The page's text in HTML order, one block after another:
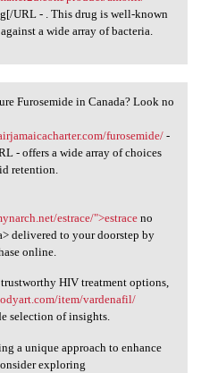
URL - . This drug is well-known
a wide array of bacteria.
Furosemide
Furosemide in Canada? Look no
furosemide/-
- offers a wide array of choices
retention.
estrace/">estraceno
delivered to your doorstep by
online.
HIV treatment options,
item/vardenafil/
selection of insights.
a unique approach to enhance
exploring